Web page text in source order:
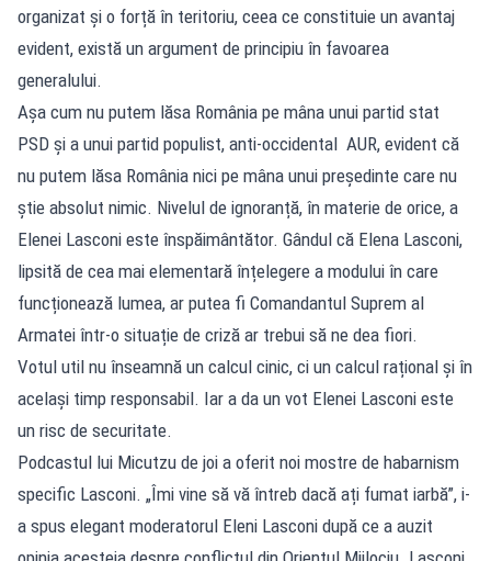
organizat și o forță în teritoriu, ceea ce constituie un avantaj
evident, există un argument de principiu în favoarea
generalului.
Așa cum nu putem lăsa România pe mâna unui partid stat
PSD și a unui partid populist, anti-occidental AUR, evident că
nu putem lăsa România nici pe mâna unui președinte care nu
știe absolut nimic. Nivelul de ignoranță, în materie de orice, a
Elenei Lasconi este înspăimântător. Gândul că Elena Lasconi,
lipsită de cea mai elementară înțelegere a modului în care
funcționează lumea, ar putea fi Comandantul Suprem al
Armatei într-o situație de criză ar trebui să ne dea fiori.
Votul util nu înseamnă un calcul cinic, ci un calcul rațional și în
același timp responsabil. Iar a da un vot Elenei Lasconi este
un risc de securitate.
Podcastul lui Micutzu de joi a oferit noi mostre de habarnism
specific Lasconi. „Îmi vine să vă întreb dacă ați fumat iarbă”, i-
a spus elegant moderatorul Eleni Lasconi după ce a auzit